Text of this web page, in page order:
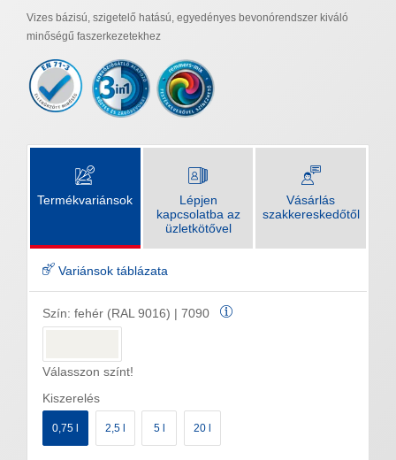
Vizes bázisú, szigetelő hatású, egyedényes bevonórendszer kiváló
minőségű faszerkezetekhez
Termékvariánsok
Lépjen
kapcsolatba az
üzletkötővel
Vásárlás
szakkereskedőtől
Variánsok táblázata
Szín: fehér (RAL 9016) | 7090
Válasszon színt!
Kiszerelés
0,75 l 2,5 l 5 l 20 l